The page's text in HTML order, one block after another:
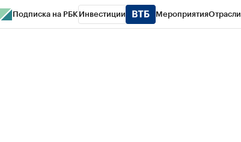
Подписка на РБК Инвестиции МероприятияОтрасли